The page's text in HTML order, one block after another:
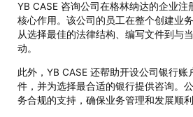
YB CASE 咨询公司在格林纳达的企业注
核心作用。该公司的员工在整个创建业
从选择最佳的法律结构、编写文件到与
动。
此外，YB CASE 还帮助开设公司银行账
件，并为选择最合适的银行提供咨询。
务合规的支持，确保业务管理和发展顺利